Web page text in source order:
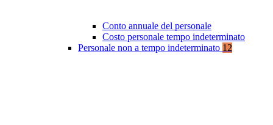
Conto annuale del personale
Costo personale tempo indeterminato
Personale non a tempo indeterminato 12